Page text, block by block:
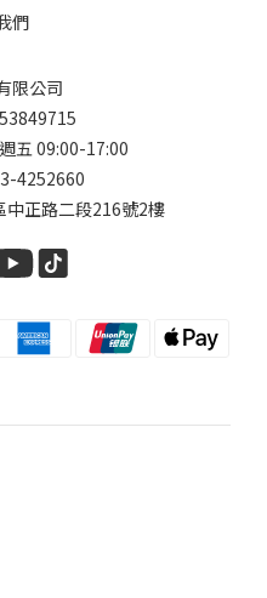
們
限公司
五 09:00-17:00
4252660
正路二段216號2樓